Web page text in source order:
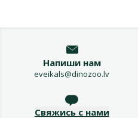
Напиши нам
eveikals@dinozoo.lv
Свяжись с нами